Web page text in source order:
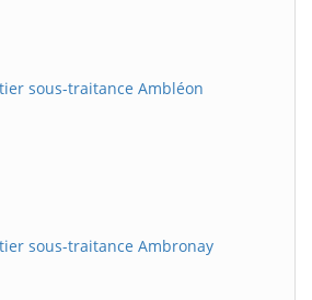
sous-traitance Ambléon
sous-traitance Ambronay